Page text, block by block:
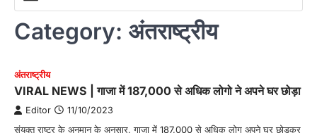
Category: अंतराष्‍ट्रीय
अंतराष्‍ट्रीय
VIRAL NEWS | गाजा में 187,000 से अधिक लोगो ने अपने घर छोड़ा
Editor 11/10/2023
संयुक्त राष्ट्र के अनुमान के अनुसार, गाजा में 187,000 से अधिक लोग अपने घर छोड़कर